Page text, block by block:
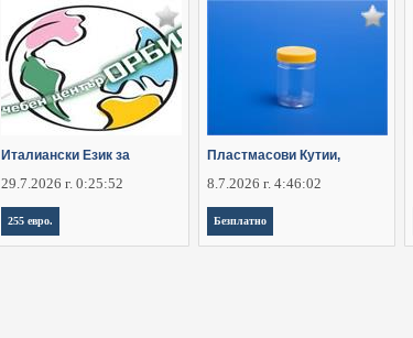
Италиански Език за
29.7.2026 г. 0:25:52
255 евро.
Пластмасови Кутии,
8.7.2026 г. 4:46:02
Безплатно